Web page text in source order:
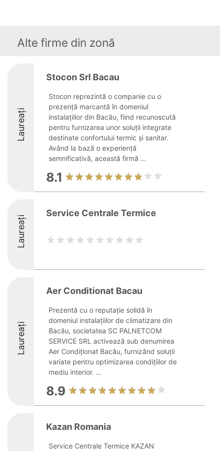
Alte firme din zonă
Laureați
Stocon Srl Bacau
Stocon reprezintă o companie cu o
prezență marcantă în domeniul
instalațiilor din Bacău, fiind recunoscută
pentru furnizarea unor soluții integrate
destinate confortului termic și sanitar.
Având la bază o experiență
semnificativă, această firmă ...
8.1
Laureați
Service Centrale Termice
Laureați
Aer Conditionat Bacau
Prezentă cu o reputație solidă în
domeniul instalațiilor de climatizare din
Bacău, societatea SC PALNETCOM
SERVICE SRL activează sub denumirea
Aer Condiționat Bacău, furnizând soluții
variate pentru optimizarea condițiilor de
mediu interior. ...
8.9
Kazan Romania
Service Centrale Termice KAZAN